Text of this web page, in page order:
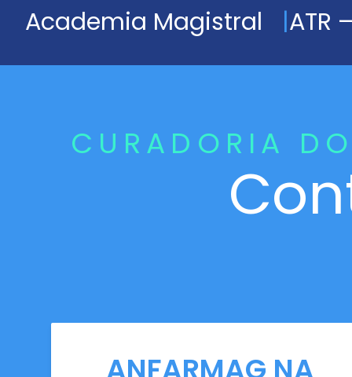
Academia Magistral ATR
CURADORIA